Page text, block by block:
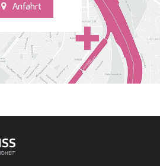
Anfahrt